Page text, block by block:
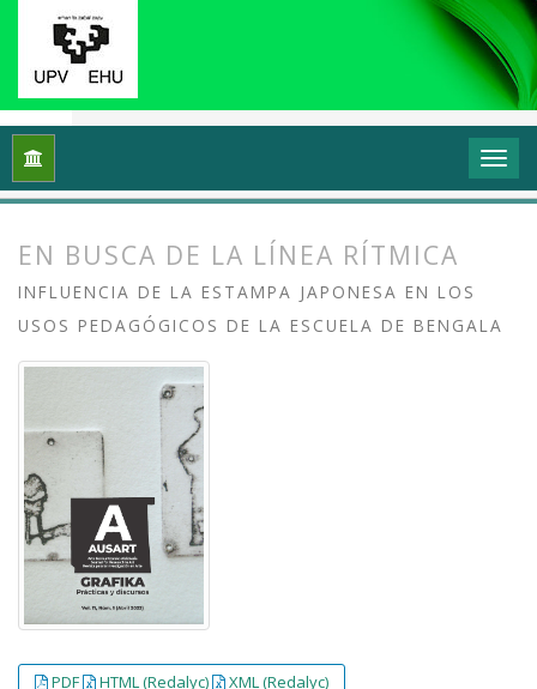
Inicio Vol. 11 Núm. 1 (2023): Grafika: Prácticas y
EN BUSCA DE LA LÍNEA RÍTMICA
INFLUENCIA DE LA ESTAMPA JAPONESA EN LOS
USOS PEDAGÓGICOS DE LA ESCUELA DE BENGALA
PDF HTML (Redalyc) XML (Redalyc)